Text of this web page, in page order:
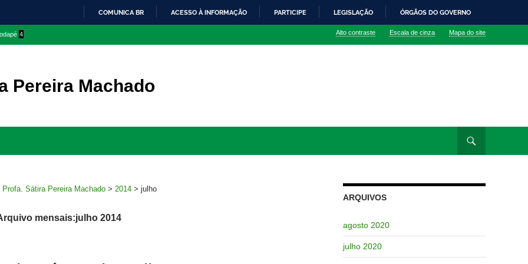
O
COMUNICA BR ACESSO À INFORMAÇÃO PARTICIPE LEGISLAÇÃO ÓRGÃOS DO GOVERNO
4 Alto contraste Escala de cinza Mapa do site
Pereira Machado
Profa. Sátira Pereira Machado > 2014 > julho
mensais:julho 2014
ARQUIVOS
agosto 2020
julho 2020